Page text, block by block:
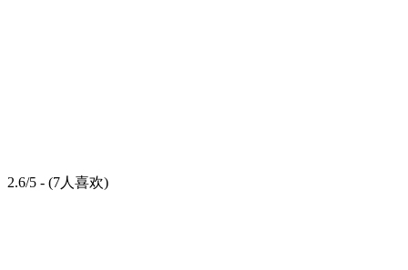
2.6/5 - (7人喜欢)